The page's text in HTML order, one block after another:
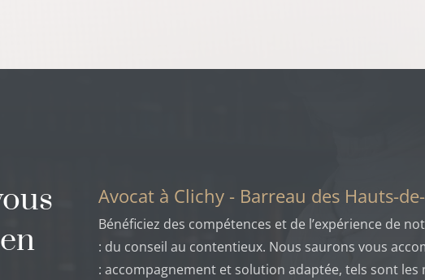
Avocat à Clichy - Barreau des Hauts-
Bénéficiez des compétences et de l’expérience de
: du conseil au contentieux. Nous saurons vous
: accompagnement et solution adaptée, tels sont